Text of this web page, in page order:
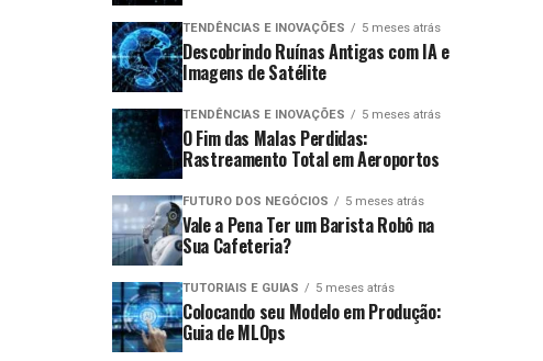
TENDÊNCIAS E INOVAÇÕES 5 meses atrás
Descobrindo Ruínas Antigas com IA e
Imagens de Satélite
TENDÊNCIAS E INOVAÇÕES 5 meses atrás
O Fim das Malas Perdidas:
Rastreamento Total em Aeroportos
FUTURO DOS NEGÓCIOS 5 meses atrás
Vale a Pena Ter um Barista Robô na
Sua Cafeteria?
TUTORIAIS E GUIAS 5 meses atrás
Colocando seu Modelo em Produção:
Guia de MLOps